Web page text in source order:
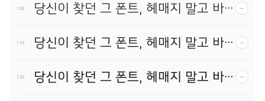
100 당신이 찾던 그 폰트, 헤매지 말고 바로 폰코! −
110 당신이 찾던 그 폰트, 헤매지 말고 바로 폰코! −
120 당신이 찾던 그 폰트, 헤매지 말고 바로 폰코! −